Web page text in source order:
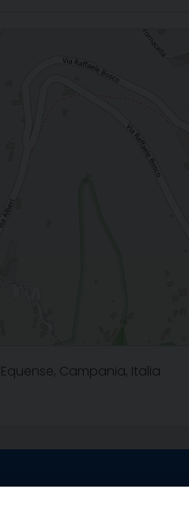
Pacognano
Campania, Italia